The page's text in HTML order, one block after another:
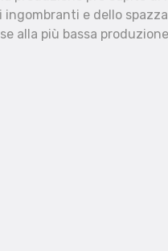
e dello
alla più bassa